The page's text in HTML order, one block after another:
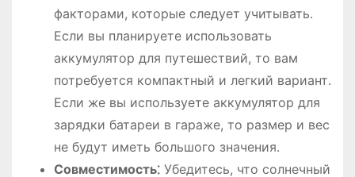
факторами, которые следует учитывать․
Если вы планируете использовать
аккумулятор для путешествий, то вам
потребуется компактный и легкий вариант․
Если же вы используете аккумулятор для
зарядки батареи в гараже, то размер и вес
не будут иметь большого значения․
Совместимость⁚Убедитесь, что солнечный